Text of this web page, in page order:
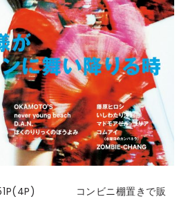
151P(4P) コンビニ棚置きで販